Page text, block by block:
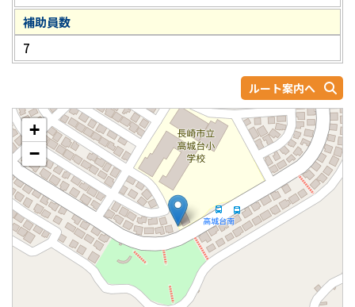
補助員数
7
ルート案内へ
+
−